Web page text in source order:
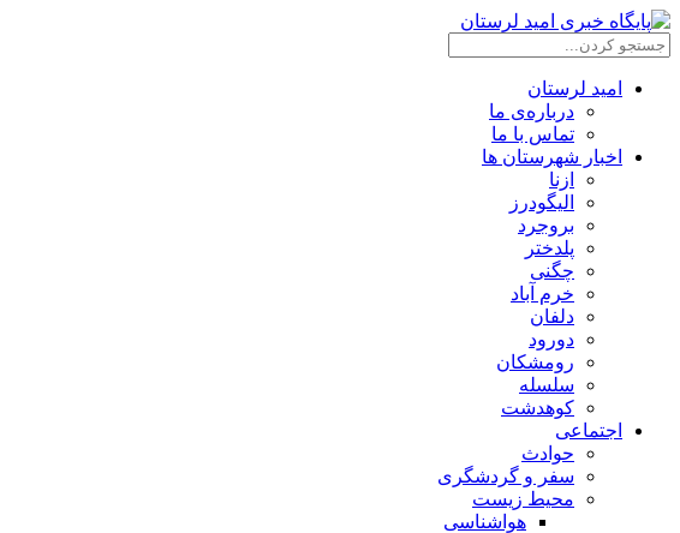
امید لرستان
درباره‌ی ما
تماس با ما
اخبار شهرستان ها
ازنا
الیگودرز
بروجرد
پلدختر
چگنی
خرم آباد
دلفان
دورود
رومشکان
سلسله
کوهدشت
اجتماعی
حوادث
سفر و گردشگری
محیط زیست
هواشناسی